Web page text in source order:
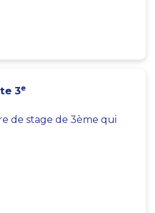
3e
de stage de 3ème qui